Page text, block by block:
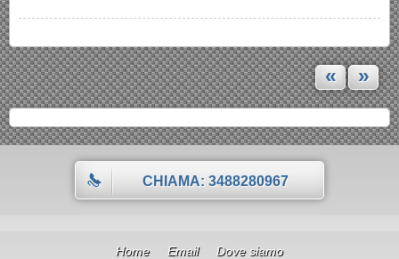
« »
CHIAMA: 3488280967
Home Email Dove siamo